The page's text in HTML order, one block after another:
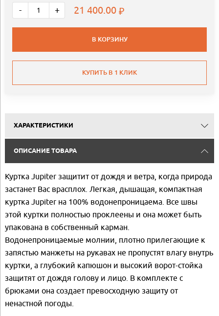
- + 21 400.00
В КОРЗИНУ
КУПИТЬ В 1 КЛИК
ХАРАКТЕРИСТИКИ
ОПИСАНИЕ ТОВАРА
Куртка Jupiter защитит от дождя и ветра, когда природа
застанет Вас врасплох. Легкая, дышащая, компактная
куртка Jupiter на 100% водонепроницаема. Все швы
этой куртки полностью проклеены и она может быть
упакована в собственный карман.
Водонепроницаемые молнии, плотно прилегающие к
запястью манжеты на рукавах не пропустят влагу внутрь
куртки, а глубокий капюшон и высокий ворот-стойка
защитят от дождя голову и лицо. В комплекте с
брюками она создает превосходную защиту от
ненастной погоды.